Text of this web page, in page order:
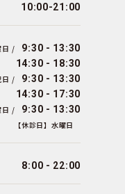
10:00-21:00
日 /
9:30 - 13:30
14:30 - 18:30
日 /
9:30 - 13:30
14:30 - 17:30
日 / 9:30 - 13:30
【休診日】水曜日
8:00 - 22:00